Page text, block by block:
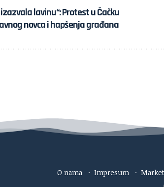
lavinu“: Protest u Čačku
novca i hapšenja građana
O nama · Impresum ·